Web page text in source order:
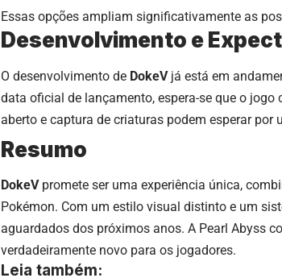
Essas opções ampliam significativamente as
Desenvolvimento e
O desenvolvimento de DokeVjá está em
data oficial de lançamento, espera-se que o
aberto e captura de criaturas podem esperar
Resumo
DokeVpromete ser uma experiência única,
Pokémon. Com um estilo visual distinto e um
aguardados dos próximos anos. A Pearl Abyss
verdadeiramente novo para os jogadores.
Leia também: